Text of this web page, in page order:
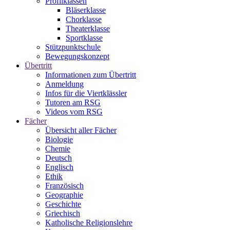
Bläserklasse
Chorklasse
Theaterklasse
Sportklasse
Stützpunktschule
Bewegungskonzept
Übertritt
Informationen zum Übertritt
Anmeldung
Infos für die Viertklässler
Tutoren am RSG
Videos vom RSG
Fächer
Übersicht aller Fächer
Biologie
Chemie
Deutsch
Englisch
Ethik
Französisch
Geographie
Geschichte
Griechisch
Katholische Religionslehre